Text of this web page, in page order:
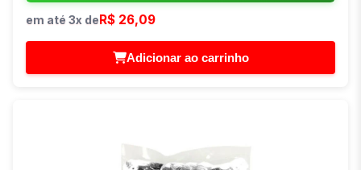
em até 3x deR$ 26,09
Adicionar ao carrinho